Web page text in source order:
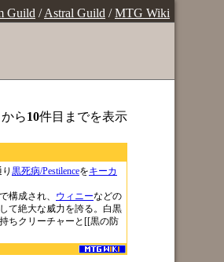
Guild /Astral Guild /MTG Wiki
ら10件目までを表示
黒死病/Pestilenceをキーカ
で構成され、 ウィニーなどの
て絶大な威力を誇る。白黒
持ちクリーチャーと[[黒の防